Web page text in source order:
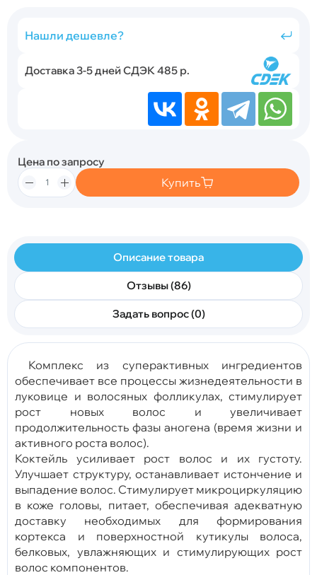
Нашли дешевле?
Доставка 3-5 дней СДЭК 485 р.
Цена по запросу
Купить
Описание товара
Отзывы (86)
Задать вопрос (0)
Комплекс из суперактивных ингредиентов
обеспечивает все процессы жизнедеятельности в
луковице и волосяных фолликулах, стимулирует
рост новых волос и увеличивает
продолжительность фазы аногена (время жизни и
активного роста волос).
Коктейль усиливает рост волос и их густоту.
Улучшает структуру, останавливает истончение и
выпадение волос. Стимулирует микроциркуляцию
в коже головы, питает, обеспечивая адекватную
доставку необходимых для формирования
кортекса и поверхностной кутикулы волоса,
белковых, увлажняющих и стимулирующих рост
волос компонентов.